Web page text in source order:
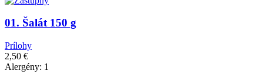
01. Šalát 150 g
Prílohy
2,50 €
Alergény: 1